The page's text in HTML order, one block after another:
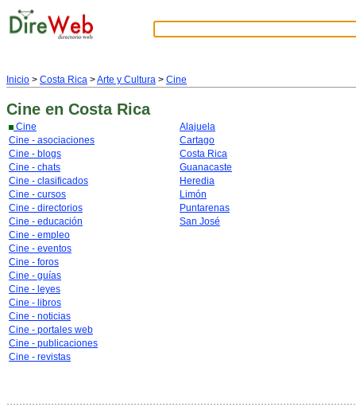
Inicio > Costa Rica >Arte y Cultura > Cine
Cine en Costa Rica
Cine
Cine - asociaciones
Cine - blogs
Cine - chats
Cine - clasificados
Cine - cursos
Cine - directorios
Cine - educación
Cine - empleo
Cine - eventos
Cine - foros
Cine - guías
Cine - leyes
Cine - libros
Cine - noticias
Cine - portales web
Cine - publicaciones
Cine - revistas
Alajuela
Cartago
Costa Rica
Guanacaste
Heredia
Limón
Puntarenas
San José